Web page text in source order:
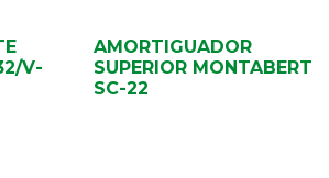
V-
AMORTIGUADOR
SUPERIOR MONTABERT
SC-22